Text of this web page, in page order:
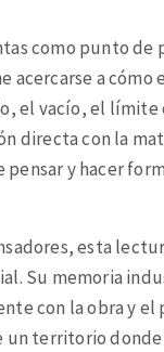
como punto de
acercarse a cómo
el vacío, el límite
directa con la
y hacer
esta
Su memoria
con la obra y el
un territorio